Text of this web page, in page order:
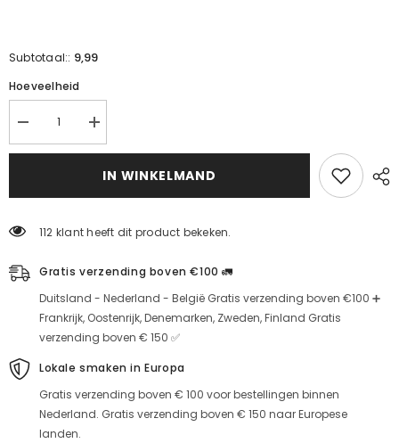
Subtotaal:: 9,99
Hoeveelheid
Verminder
de
hoeveelheid
Verhoog
de
hoeveelheid
deIN WINKELMAND
112 klant heeft dit product bekeken.
Gratis verzending boven €100 🚛
Duitsland - Nederland - België Gratis verzending boven €100 ➕
Frankrijk, Oostenrijk, Denemarken, Zweden, Finland Gratis
verzending boven € 150 ✅
Lokale smaken in Europa
Gratis verzending boven € 100 voor bestellingen binnen
Nederland. Gratis verzending boven € 150 naar Europese
landen.